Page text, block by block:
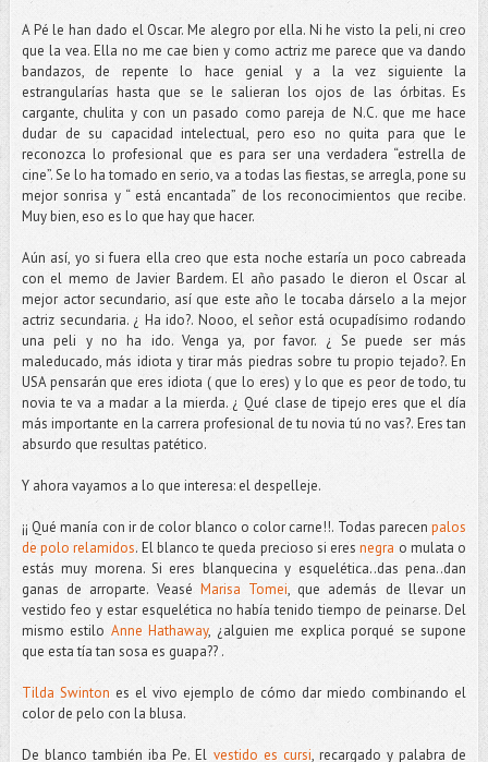
A Pé le han dado el Oscar. Me alegro por ella. Ni he visto la peli, ni creo
que la vea. Ella no me cae bien y como actriz me parece que va dando
bandazos, de repente lo hace genial y a la vez siguiente la
estrangularías hasta que se le salieran los ojos de las órbitas. Es
cargante, chulita y con un pasado como pareja de N.C. que me hace
dudar de su capacidad intelectual, pero eso no quita para que le
reconozca lo profesional que es para ser una verdadera “estrella de
cine”. Se lo ha tomado en serio, va a todas las fiestas, se arregla, pone su
mejor sonrisa y “ está encantada” de los reconocimientos que recibe.
Muy bien, eso es lo que hay que hacer.
Aún así, yo si fuera ella creo que esta noche estaría un poco cabreada
con el memo de Javier Bardem. El año pasado le dieron el Oscar al
mejor actor secundario, así que este año le tocaba dárselo a la mejor
actriz secundaria. ¿ Ha ido?. Nooo, el señor está ocupadísimo rodando
una peli y no ha ido. Venga ya, por favor. ¿ Se puede ser más
maleducado, más idiota y tirar más piedras sobre tu propio tejado?. En
USA pensarán que eres idiota ( que lo eres) y lo que es peor de todo, tu
novia te va a madar a la mierda. ¿ Qué clase de tipejo eres que el día
más importante en la carrera profesional de tu novia tú no vas?. Eres tan
absurdo que resultas patético.
Y ahora vayamos a lo que interesa: el despelleje.
¡¡ Qué manía con ir de color blanco o color carne!!. Todas parecenpalos
de polo relamidos. El blanco te queda precioso si eresnegra o mulata o
estás muy morena. Si eres blanquecina y esquelética..das pena..dan
ganas de arroparte. Veasé Marisa Tomei, que además de llevar un
vestido feo y estar esquelética no había tenido tiempo de peinarse. Del
mismo estilo Anne Hathaway, ¿alguien me explica porqué se supone
que esta tía tan sosa es guapa?? .
Tilda Swinton es el vivo ejemplo de cómo dar miedo combinando el
color de pelo con la blusa.
De blanco también iba Pe. El vestido es cursi, recargado y palabra de